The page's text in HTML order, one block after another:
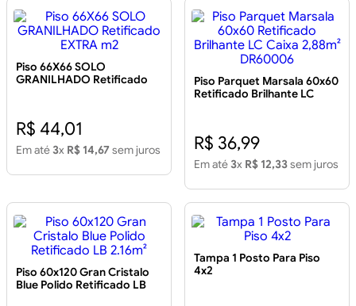
Piso 66X66 SOLO
GRANILHADO Retificado
R$ 44,01
Em até 3x R$ 14,67 sem juros
Piso Parquet Marsala 60x60
Retificado Brilhante LC
R$ 36,99
Em até 3x R$ 12,33sem juros
Piso 60x120 Gran Cristalo
Blue Polido Retificado LB
Tampa 1 Posto Para Piso
4x2